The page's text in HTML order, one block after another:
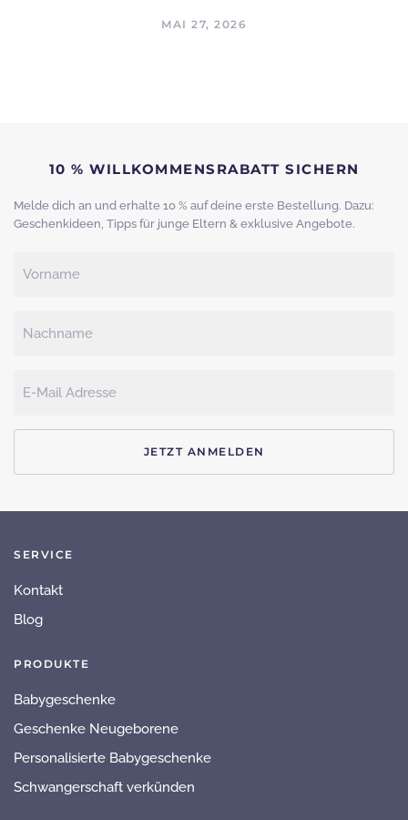
MAI 27, 2026
10 % WILLKOMMENSRABATT SICHERN
Melde dich an und erhalte 10 % auf deine erste Bestellung. Dazu:
Geschenkideen, Tipps für junge Eltern & exklusive Angebote.
JETZT ANMELDEN
SERVICE
Kontakt
Blog
PRODUKTE
Babygeschenke
Geschenke Neugeborene
Personalisierte Babygeschenke
Schwangerschaft verkünden